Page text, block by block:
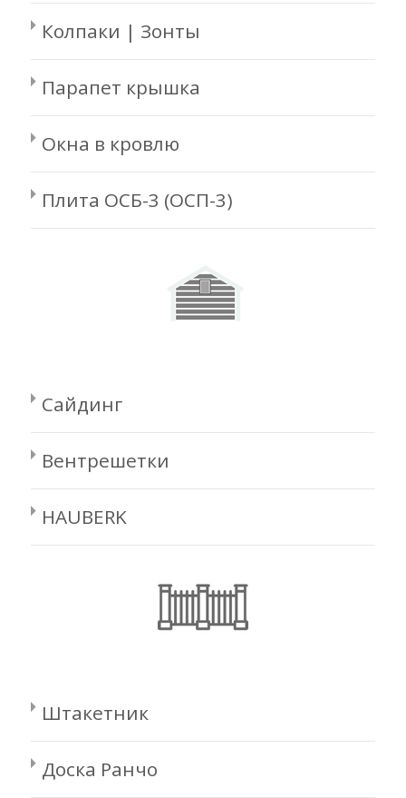
Колпаки | Зонты
Парапет крышка
Окна в кровлю
Плита ОСБ-3 (ОСП-3)
Сайдинг
Вентрешетки
HAUBERK
Штакетник
Доска Ранчо